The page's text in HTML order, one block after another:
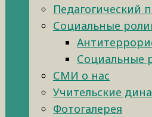
Педагогический
Социальные
Социальные
СМИ о нас
Учительские
Фотогалерея